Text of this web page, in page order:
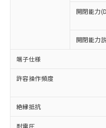
開閉能力
開閉能力
端子仕様
許容操作頻度
絶縁抵抗
耐電圧
商品の当社
(税抜)を提供
当社制御機
本サービス
ことをご了承
在庫状況お
記載してい
タに基づき
覧された時
準価格とは
非含有の対応状況
非該当品：ライセ
害物質有無と関係
いたものが、含有
むを得ず変更する
鉛(Pb) 1000ppm以下、
六価クロム(Cr(Ⅵ))
類(PBB) 1000ppm以下
(PBDE) 1000ppm以下
「○」：最大均質
基準値以下である
「×」：最大均質
基準値を超えている
い合わせください。
*中国RoHS10物質の基
Pb(鉛) :1000ppm、 Hg(
ム) : 100ppm、
Cr(Ⅵ)(六価クロム) :
当社は、こ
為替および
（以下｢規制
または国外
国政府の輸
可)を取得す